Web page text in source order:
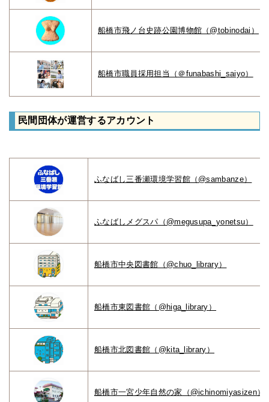
船橋市飛ノ台史跡公園博物館（@tobinodai）
船橋市職員採用担当（＠funabashi_saiyo）
民間団体が運営するアカウント
ふなばし三番瀬環境学習館（@sambanze）
ふなばしメグスパ（@megusupa_yonetsu）
船橋市中央図書館（@chuo_library）
船橋市東図書館（@higa_library）
船橋市北図書館（@kita_library）
船橋市一宮少年自然の家（@ichinomiyasizen）